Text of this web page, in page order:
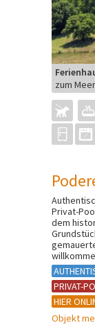
zum
Privat-
dem
PRIVAT-
HIER
Objekt